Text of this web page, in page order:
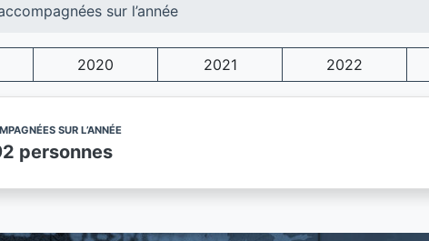
sur l’année
2020 2021 2022
SUR L’ANNÉE
personnes